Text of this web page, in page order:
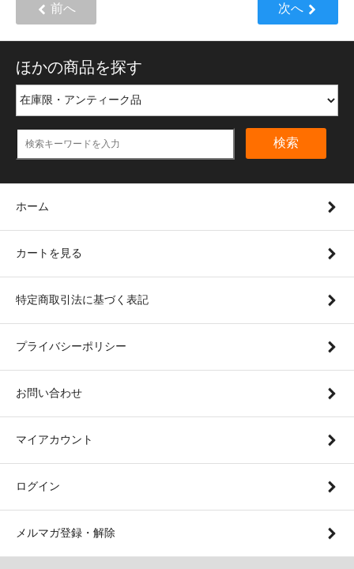
前へ 次へ
ほかの商品を探す
検索
ホーム
カートを見る
特定商取引法に基づく表記
プライバシーポリシー
お問い合わせ
マイアカウント
ログイン
メルマガ登録・解除